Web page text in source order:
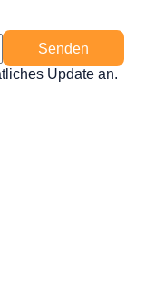
Senden
Update an.